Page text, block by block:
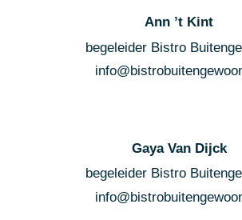
Ann ’t Kint
begeleider Bistro
Gaya Van Dijck
begeleider Bistro